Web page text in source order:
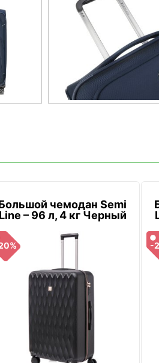
чемодан Semi
Line – 96 л, 4 кг Черный
-